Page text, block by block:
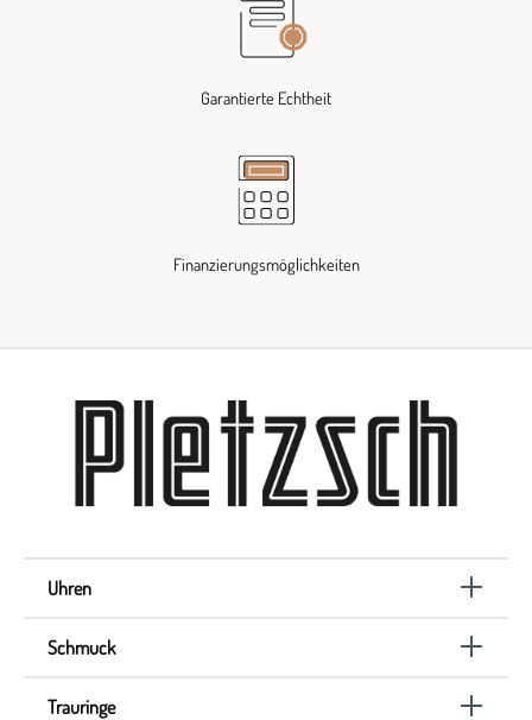
Garantierte Echtheit
Finanzierungsmöglichkeiten
Uhren
Schmuck
Trauringe